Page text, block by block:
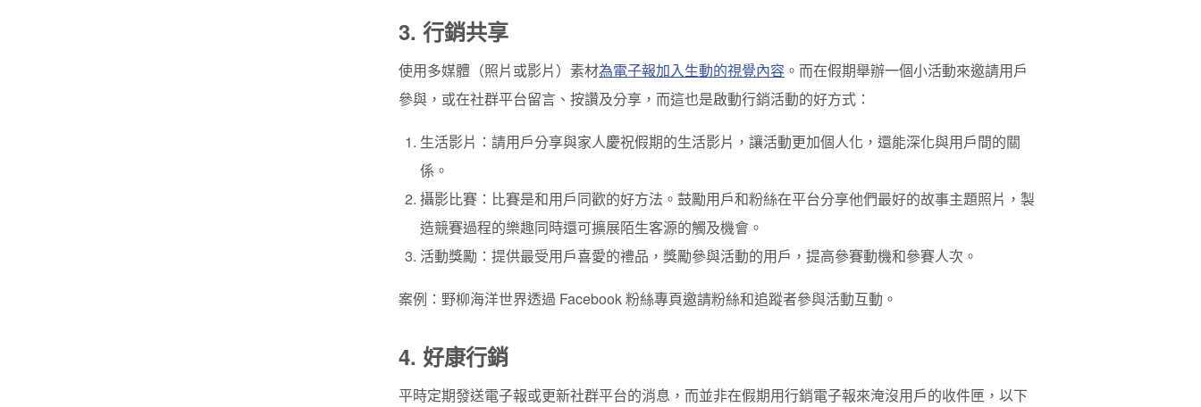
3. 行銷共享
使用多媒體（照片或影片）素材為電子報加入生動的視覺內容 。而在假期舉辦一個小活動來邀請用戶
參與，或在社群平台留言、按讚及分享，而這也是啟動行銷活動的好方式：
生活影片：請用戶分享與家人慶祝假期的生活影片，讓活動更加個人化，還能深化與用戶間的關
係。
攝影比賽：比賽是和用戶同歡的好方法。鼓勵用戶和粉絲在平台分享他們最好的故事主題照片，製
造競賽過程的樂趣同時還可擴展陌生客源的觸及機會。
活動獎勵：提供最受用戶喜愛的禮品，獎勵參與活動的用戶，提高參賽動機和參賽人次。
案例：野柳海洋世界透過 Facebook 粉絲專頁邀請粉絲和追蹤者參與活動互動。
4. 好康行銷
平時定期發送電子報或更新社群平台的消息，而並非在假期用行銷電子報來淹沒用戶的收件匣，以下